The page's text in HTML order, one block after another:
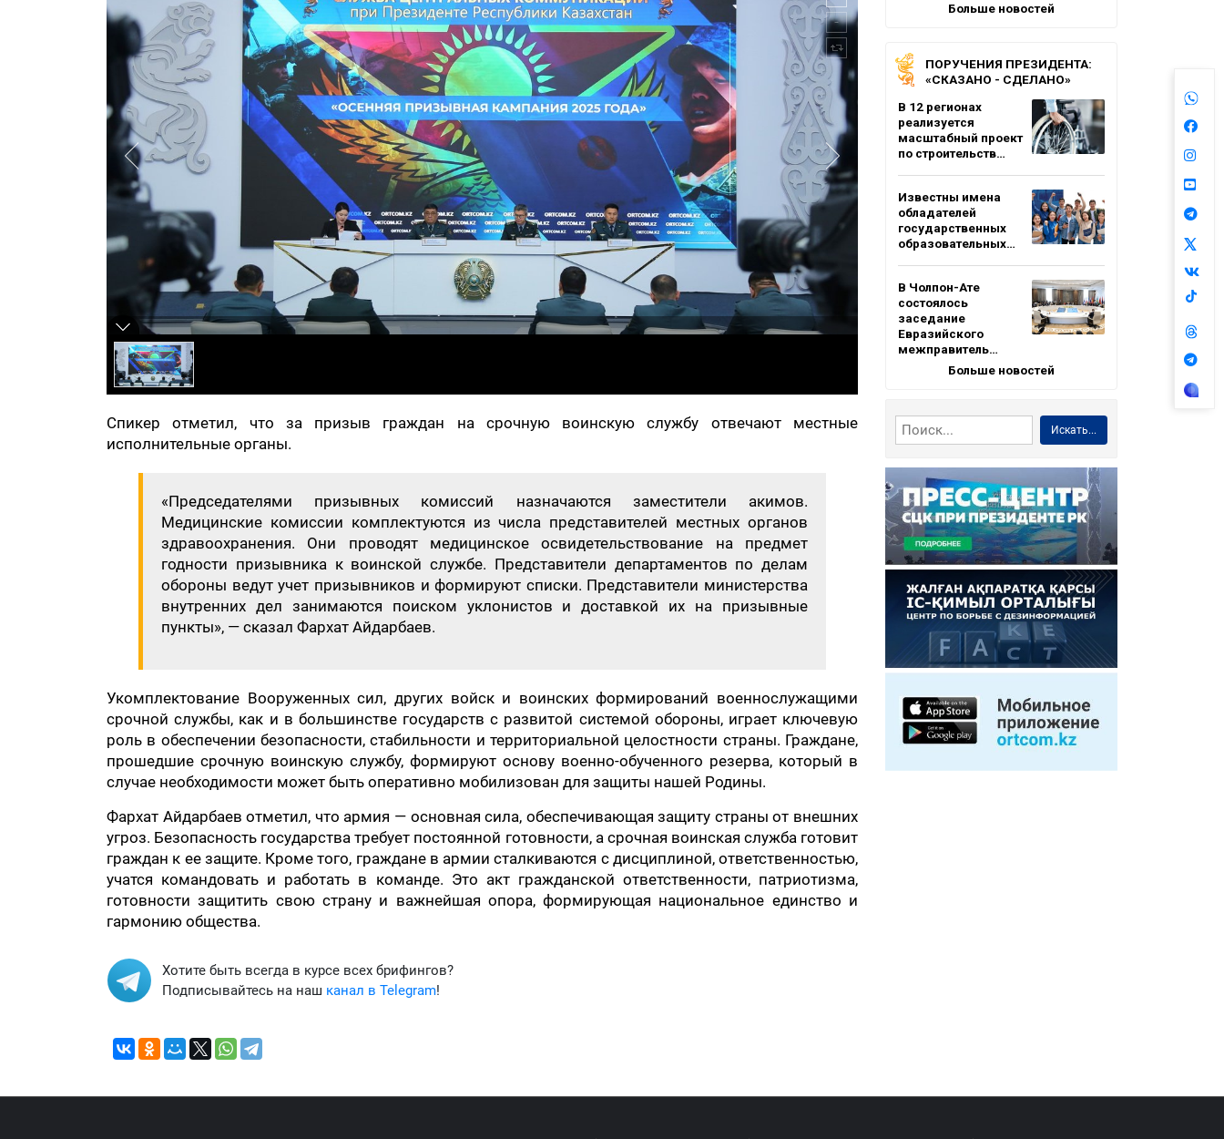
Спикер отметил, что за призыв граждан на срочную воинскую службу отвечают местные
исполнительные органы.
«Председателями призывных комиссий назначаются заместители акимов.
Медицинские комиссии комплектуются из числа представителей местных органов
здравоохранения. Они проводят медицинское освидетельствование на предмет
годности призывника к воинской службе. Представители департаментов по делам
обороны ведут учет призывников и формируют списки. Представители министерства
внутренних дел занимаются поиском уклонистов и доставкой их на призывные
пункты», — сказал Фархат Айдарбаев.
Укомплектование Вооруженных сил, других войск и воинских формирований военнослужащими
срочной службы, как и в большинстве государств с развитой системой обороны, играет ключевую
роль в обеспечении безопасности, стабильности и территориальной целостности страны. Граждане,
прошедшие срочную воинскую службу, формируют основу военно-обученного резерва, который в
случае необходимости может быть оперативно мобилизован для защиты нашей Родины.
Фархат Айдарбаев отметил, что армия — основная сила, обеспечивающая защиту страны от внешних
угроз. Безопасность государства требует постоянной готовности, а срочная воинская служба готовит
граждан к ее защите. Кроме того, граждане в армии сталкиваются с дисциплиной, ответственностью,
учатся командовать и работать в команде. Это акт гражданской ответственности, патриотизма,
готовности защитить свою страну и важнейшая опора, формирующая национальное единство и
гармонию общества.
Хотите быть всегда в курсе всех брифингов?
Подписывайтесь на наш канал в Telegram!
Больше новостей
ПОРУЧЕНИЯ ПРЕЗИДЕНТА:
«СКАЗАНО - СДЕЛАНО»
В 12 регионах
реализуется
масштабный проект
по строительств…
Известны имена
обладателей
государственных
образовательных…
В Чолпон-Ате
состоялось
заседание
Евразийского
межправитель…
Больше новостей
Искать...